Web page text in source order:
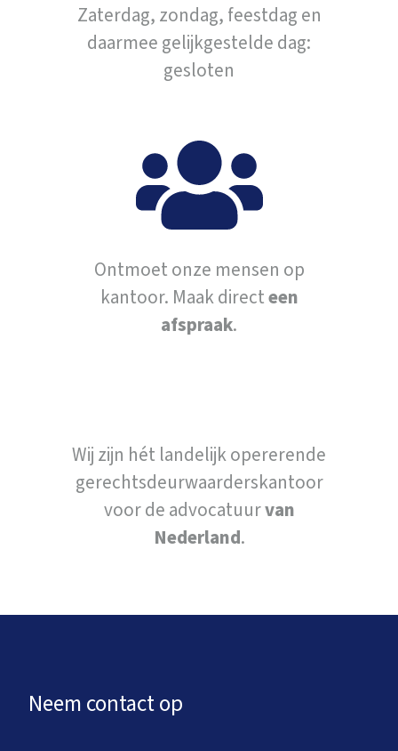
Zaterdag, zondag, feestdag en
daarmee gelijkgestelde dag:
gesloten
Ontmoet onze mensen op
kantoor. Maak directeen
afspraak.
Wij zijn hét landelijk opererende
gerechtsdeurwaarderskantoor
voor de advocatuurvan
Nederland.
Neem contact op